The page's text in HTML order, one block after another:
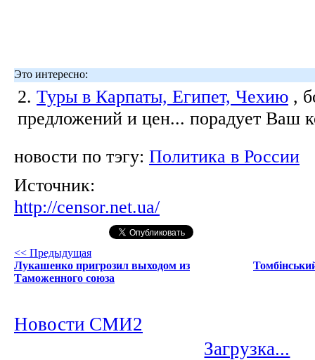
Это интересно:
2. Туры в Карпаты, Египет, Чехию ,
предложений и цен... порадует Ваш
новости по тэгу: Политика в России
Источник:
http://censor.net.ua/
<< Предыдущая
Лукашенко пригрозил выходом из
Таможенного союза
Новости СМИ2
Загрузка...